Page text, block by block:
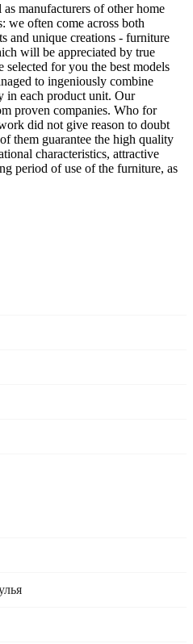
manufacturers of other home
we often come across both
and unique creations - furniture
will be appreciated by true
selected for you the best models
to ingeniously combine
in each product unit. Our
proven companies. Who for
did not give reason to doubt
them guarantee the high quality
characteristics, attractive
period of use of the furniture, as